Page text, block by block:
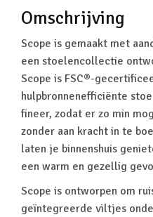
Omschrijving
Scope is gemaakt met
een stoelencollectie
Scope is FSC®-
hulpbronnenefficiënte
fineer, zodat er zo min
zonder aan kracht in te
laten je binnenshuis
een warm en gezellig
Scope is ontworpen om
geïntegreerde viltjes